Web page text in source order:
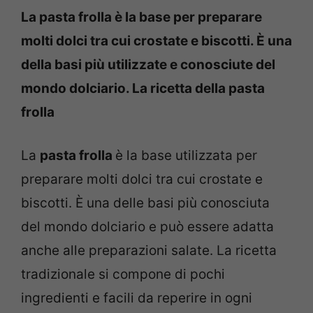
La pasta frolla è la base per preparare
molti dolci tra cui crostate e biscotti. È una
della basi più utilizzate e conosciute del
mondo dolciario. La ricetta della pasta
frolla
La pasta frolla è la base utilizzata per
preparare molti dolci tra cui crostate e
biscotti. È una delle basi più conosciuta
del mondo dolciario e può essere adatta
anche alle preparazioni salate. La ricetta
tradizionale si compone di pochi
ingredienti e facili da reperire in ogni